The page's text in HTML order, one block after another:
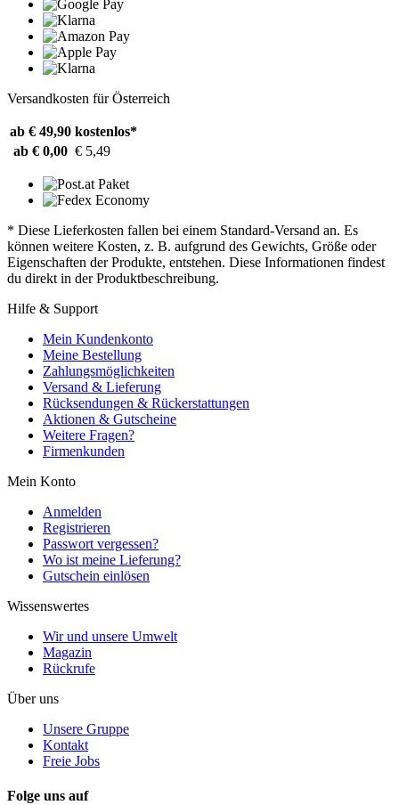
Versandkosten für Österreich
ab € 49,90 kostenlos*
ab € 0,00 € 5,49
* Diese Lieferkosten fallen bei einem Standard-Versand an. Es
können weitere Kosten, z. B. aufgrund des Gewichts, Größe oder
Eigenschaften der Produkte, entstehen. Diese Informationen findest
du direkt in der Produktbeschreibung.
Hilfe & Support
Mein Kundenkonto
Meine Bestellung
Zahlungsmöglichkeiten
Versand & Lieferung
Rücksendungen & Rückerstattungen
Aktionen & Gutscheine
Weitere Fragen?
Firmenkunden
Mein Konto
Anmelden
Registrieren
Passwort vergessen?
Wo ist meine Lieferung?
Gutschein einlösen
Wissenswertes
Wir und unsere Umwelt
Magazin
Rückrufe
Über uns
Unsere Gruppe
Kontakt
Freie Jobs
Folge uns auf